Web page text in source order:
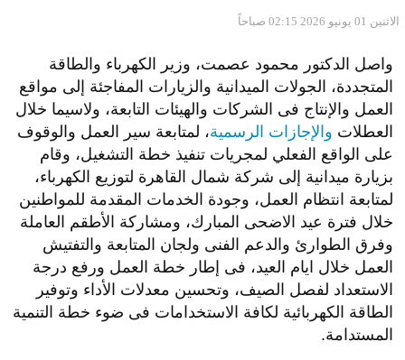
الاثنين 01 يونيو 2026 02:15 صباحاً
واصل الدكتور محمود عصمت، وزير الكهرباء والطاقة
المتجددة، الجولات الميدانية والزيارات المفاجئة إلى مواقع
العمل والإنتاج فى الشركات والهيئات التابعة، ولاسيما خلال
العطلات والإجازات الرسمية، لمتابعة سير العمل والوقوف
على الواقع الفعلي لمجريات تنفيذ خطة التشغيل، وقام
بزيارة ميدانية إلى شركة شمال القاهرة لتوزيع الكهرباء،
لمتابعة انتظام العمل، وجودة الخدمات المقدمة للمواطنين
خلال فترة عيد الاضحى المبارك، ومشاركة الأطقم العاملة
وفرق الطوارئ والدعم الفنى ولجان المتابعة والتفتيش
العمل خلال ايام العيد، فى إطار خطة العمل ورفع درجة
الاستعداد لفصل الصيف، وتحسين معدلات الأداء وتوفير
الطاقة الكهربائية لكافة الاستخدامات فى ضوء خطة التنمية
المستدامة.